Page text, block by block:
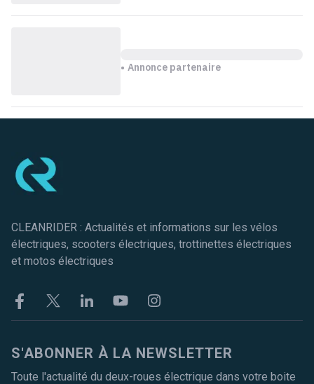
Annonce partenaire
CLEANRIDER : Actualités et informations sur les vélos
électriques, scooters électriques, trottinettes électriques
et motos électriques
FacebookTwitter LinkekinYoutubeInstagram
S'ABONNER À LA NEWSLETTER
Toute l'actualité du deux-roues électrique dans votre boite